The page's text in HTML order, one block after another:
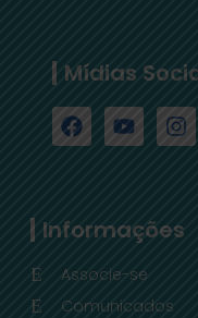
Mídias
Informações
Associe-se
Comunicados